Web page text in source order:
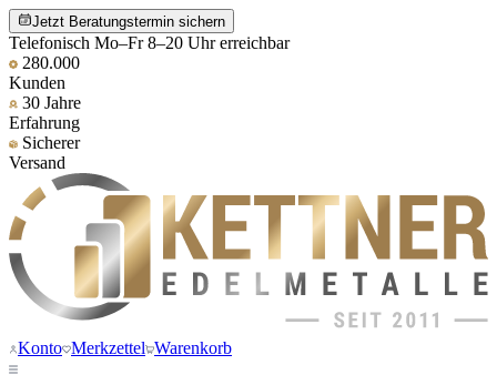
Jetzt Beratungstermin sichern
Telefonisch Mo–Fr 8–20 Uhr erreichbar
280.000
Kunden
30 Jahre
Erfahrung
Sicherer
Versand
Konto Merkzettel Warenkorb